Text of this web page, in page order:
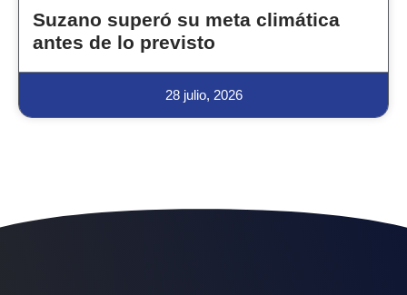
Suzano superó su meta climática
antes de lo previsto
28 julio, 2026